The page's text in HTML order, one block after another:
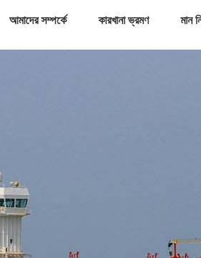
আমাদের সম্পর্কে কারখানা ভ্রমণ মান